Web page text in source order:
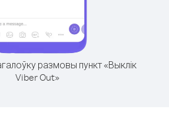
размовы пункт «Выклік
Viber Out»